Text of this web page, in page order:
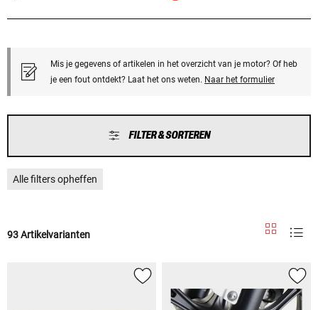
Mis je gegevens of artikelen in het overzicht van je motor? Of heb
je een fout ontdekt? Laat het ons weten. Naar het formulier
FILTER & SORTEREN
Alle filters opheffen
93 Artikelvarianten